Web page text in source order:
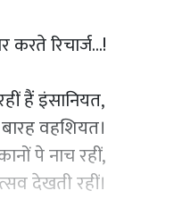
करते रिचार्ज...!
हैं इंसानियत,
बारह वहशियत।
पे नाच रहीं,
देखती रहीं।